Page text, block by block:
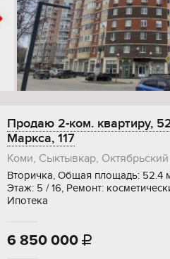
Продаю 2-ком. квартиру,
Маркса, 117
Коми, Сыктывкар,
Вторичка, Общая площадь: 52.4
Этаж: 5 / 16, Ремонт:
Ипотека
6 850 000 